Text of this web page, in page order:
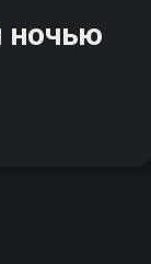
ночью